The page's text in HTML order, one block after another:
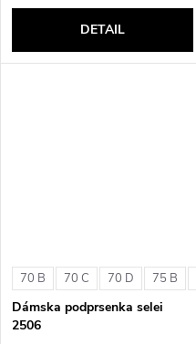
DETAIL
70 B 70 C 70 D 75 B
Dámska podprsenka selei
2506